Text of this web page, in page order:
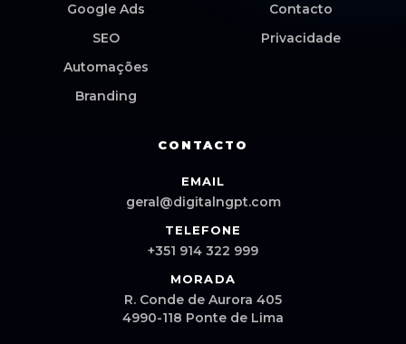
Google Ads
SEO
Automações
Branding
Contacto
Privacidade
CONTACTO
EMAIL
geral@digitalngpt.com
TELEFONE
+351 914 322 999
MORADA
R. Conde de Aurora 405
4990-118 Ponte de Lima